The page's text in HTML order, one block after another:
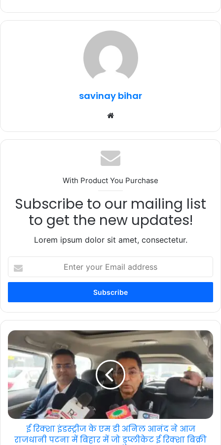
c
e
it
te
at
s
A
p
e
g
ra
ar
e
savinay bihar
With Product You Purchase
Subscribe to our mailing list
to get the new updates!
Lorem ipsum dolor sit amet, consectetur.
your
Email
ई रिक्शा इंडस्ट्रीज के एम डी अनिल आनंद ने आज
राजधानी पटना में बिहार में जो डुप्लीकेट ई रिक्शा बिक्री